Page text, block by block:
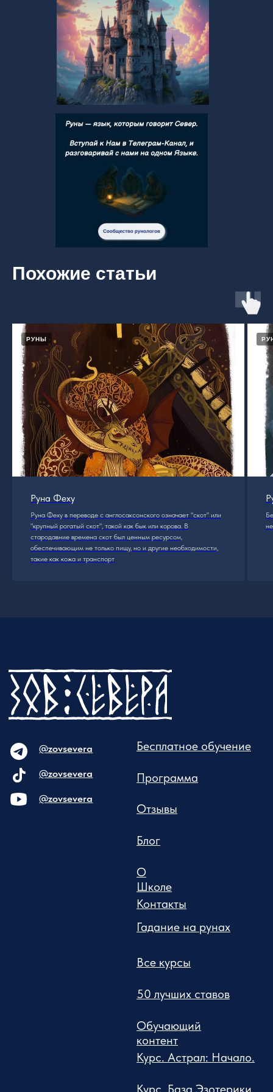
Похожие статьи
РУНЫ
Руна Феху
Руна Феху в переводе с англосаксонского означает "скот" или
"крупный рогатый скот", такой как бык или корова. В
стародавние времена скот был ценным ресурсом,
обеспечивающим не только пищу, но и другие необходимости,
такие как кожа и транспорт
Рунические ставы
Политика конфиденциальности
ИП Тимошенко Д.Н.
ИНН 504729946936
ОГРНИП 323508100320722
Руны. Старший Футарк
"Черная" Магия